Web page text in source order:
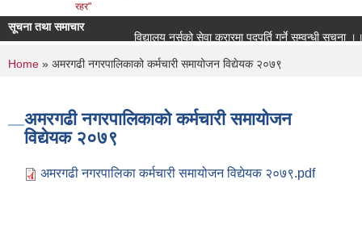
रहर"
सूचना तथा समाचार
विद्यालय नर्सको सेवा करारमा पदपूर्ति गर्ने सम्वन्धी सूचना ।।
You are here
Home » अमरगढी नगरपालिकाको कर्मचारी समायोजन विद्येयक २०७९
अमरगढी नगरपालिकाको कर्मचारी समायोजन
विद्येयक २०७९
अमरगढी नगरपालिका कर्मचारी समायोजन विद्येयक २०७९.pdf